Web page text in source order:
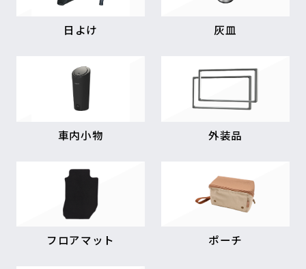
日よけ 灰皿
車内小物 外装品
フロアマット ポーチ